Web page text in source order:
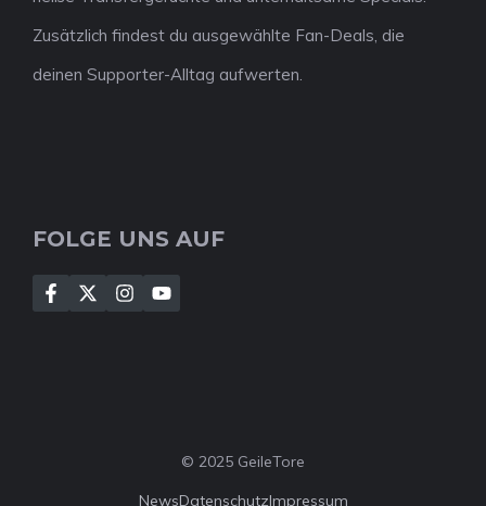
Zusätzlich findest du ausgewählte Fan-Deals, die
deinen Supporter-Alltag aufwerten.
FOLGE UNS AUF
© 2025 GeileTore
NewsDatenschutzImpressum